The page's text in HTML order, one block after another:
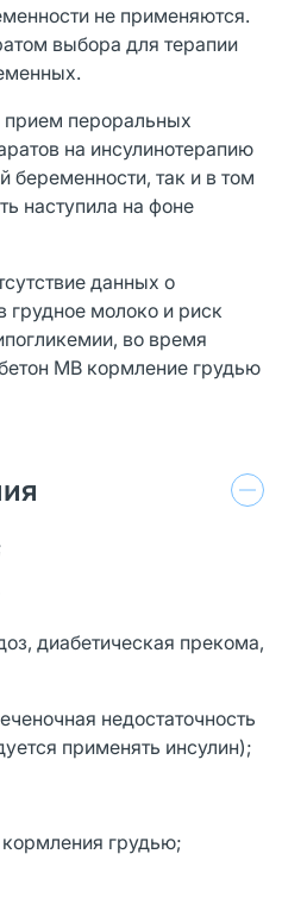
не применяются.
выбора для терапии
прием пероральных
на инсулинотерапию
беременности, так и в том
наступила на фоне
данных о
грудное молоко и риск
во время
МВ кормление грудью
диабетическая прекома,
недостаточность
применять инсулин);
грудью;